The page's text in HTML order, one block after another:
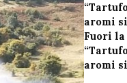
aromi
Fuori
aromi